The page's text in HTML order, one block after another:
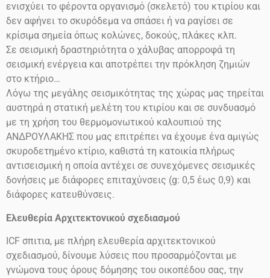
ενισχύει το φέροντα οργανισμό (σκελετό) του κτιρίου και
δεν αφήνει το σκυρόδεμα να σπάσει ή να ραγίσει σε
κρίσιμα σημεία όπως κολώνες, δοκούς, πλάκες κλπ.
Σε σεισμική δραστηριότητα ο χάλυβας απορροφά τη
σεισμική ενέργεια και αποτρέπει την πρόκληση ζημιών
στο κτήριο…
Λόγω της μεγάλης σεισμικότητας της χώρας μας τηρείται
αυστηρά η στατική μελέτη του κτιρίου και σε συνδυασμό
με τη χρήση του θερμομονωτικού καλουπιού της
ΑΝΔΡΟΥΛΑΚΗΣ που μας επιτρέπει να έχουμε ένα αμιγώς
σκυροδετημένο κτίριο, καθιστά τη κατοικία πλήρως
αντισεισμική η οποία αντέχει σε συνεχόμενες σεισμικές
δονήσεις με διάφορες επιταχύνσεις (g: 0,5 έως 0,9) και
διάφορες κατευθύνσεις.
Ελευθερία Αρχιτεκτονικού σχεδιασμού
ICF σπιτια, με πλήρη ελευθερία αρχιτεκτονικού
σχεδιασμού, δίνουμε λύσεις που προσαρμόζονται με
γνώμονα τους όρους δόμησης του οικοπέδου σας, την